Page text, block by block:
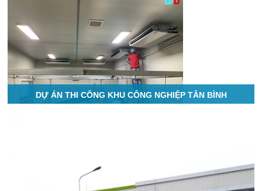
DỰ ÁN THI CÔNG KHU CÔNG NGHIỆP TÂN BÌNH